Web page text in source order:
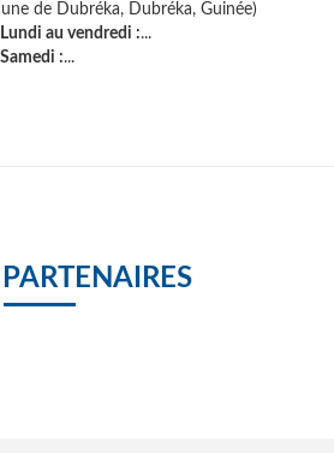
de Dubréka, Dubréka, Guinée)
Lundi au vendredi :...
Samedi :...